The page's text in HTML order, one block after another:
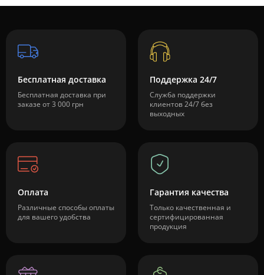
Бесплатная доставка
Бесплатная доставка при
заказе от 3 000 грн
Поддержка 24/7
Служба поддержки
клиентов 24/7 без
выходных
Оплата
Различные способы оплаты
для вашего удобства
Гарантия качества
Только качественная и
сертифицированная
продукция